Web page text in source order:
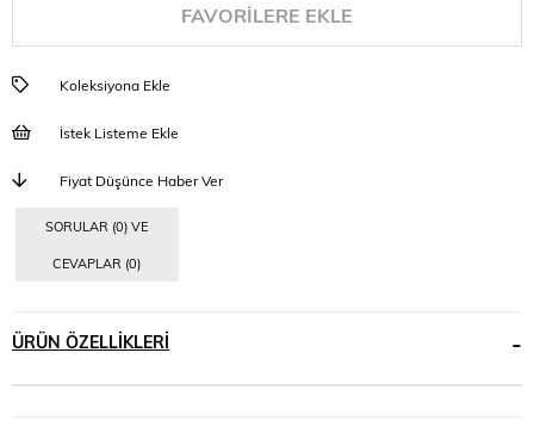
FAVORILERE EKLE
Koleksiyona Ekle
İstek Listeme Ekle
Fiyat Düşünce Haber Ver
SORULAR (0) VE
CEVAPLAR (0)
ÜRÜN ÖZELLIKLERI